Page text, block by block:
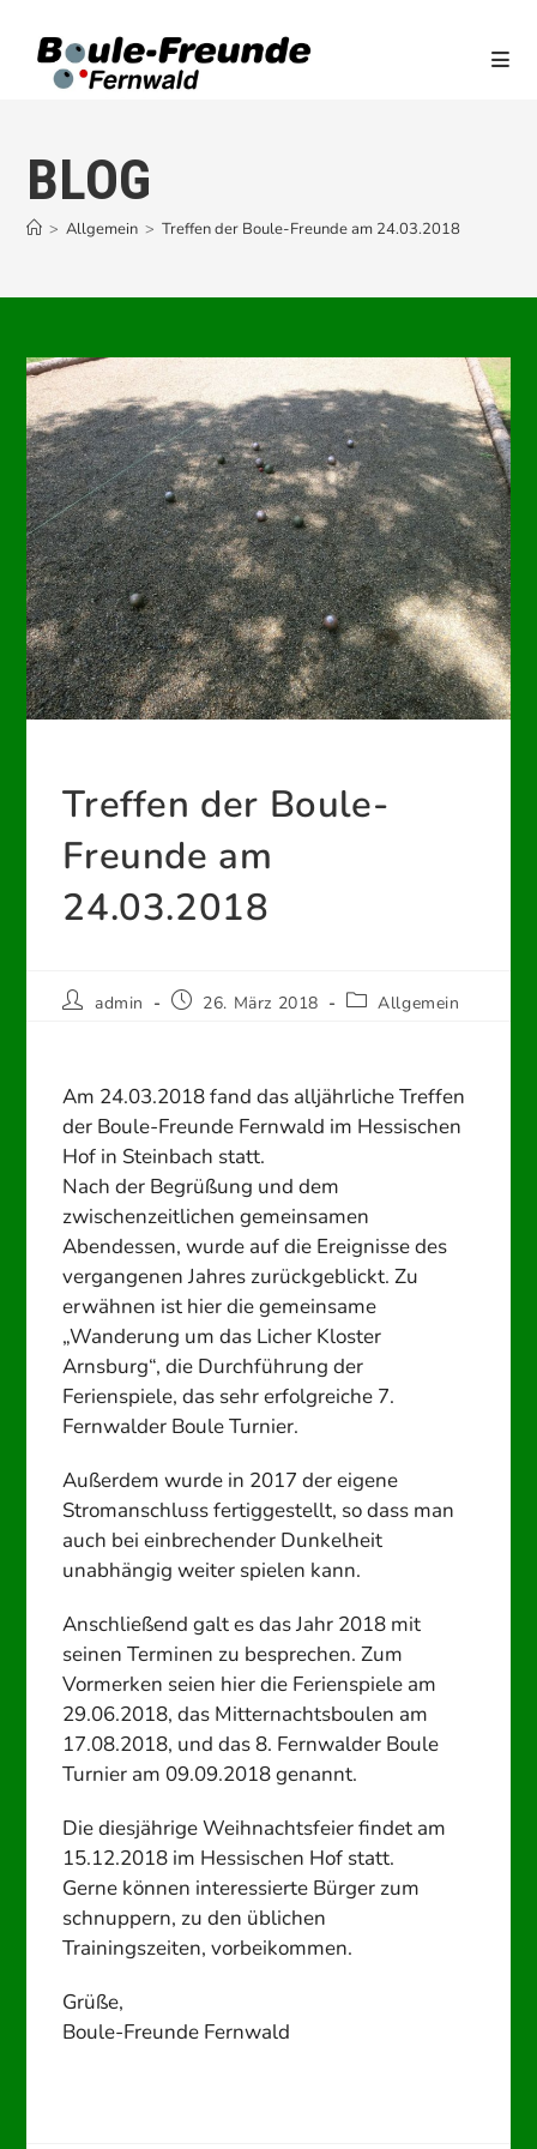
Inhalt
springen
BLOG
> Allgemein > Treffen der Boule-Freunde am 24.03.2018
Treffen der Boule-
Freunde am
24.03.2018
Beitrags-
admin
Beitrag26. März 2018
Beitrags-
Allgemein
Am 24.03.2018 fand das alljährliche Treffen
der Boule-Freunde Fernwald im Hessischen
Hof in Steinbach statt.
Nach der Begrüßung und dem
zwischenzeitlichen gemeinsamen
Abendessen, wurde auf die Ereignisse des
vergangenen Jahres zurückgeblickt. Zu
erwähnen ist hier die gemeinsame
„Wanderung um das Licher Kloster
Arnsburg“, die Durchführung der
Ferienspiele, das sehr erfolgreiche 7.
Fernwalder Boule Turnier.
Außerdem wurde in 2017 der eigene
Stromanschluss fertiggestellt, so dass man
auch bei einbrechender Dunkelheit
unabhängig weiter spielen kann.
Anschließend galt es das Jahr 2018 mit
seinen Terminen zu besprechen. Zum
Vormerken seien hier die Ferienspiele am
29.06.2018, das Mitternachtsboulen am
17.08.2018, und das 8. Fernwalder Boule
Turnier am 09.09.2018 genannt.
Die diesjährige Weihnachtsfeier findet am
15.12.2018 im Hessischen Hof statt.
Gerne können interessierte Bürger zum
schnuppern, zu den üblichen
Trainingszeiten, vorbeikommen.
Grüße,
Boule-Freunde Fernwald